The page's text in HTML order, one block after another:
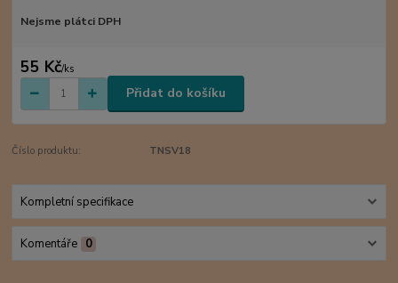
Nejsme plátci DPH
55 Kč/ks
Přidat do košíku
Číslo produktu: TNSV18
Kompletní specifikace
Komentáře 0